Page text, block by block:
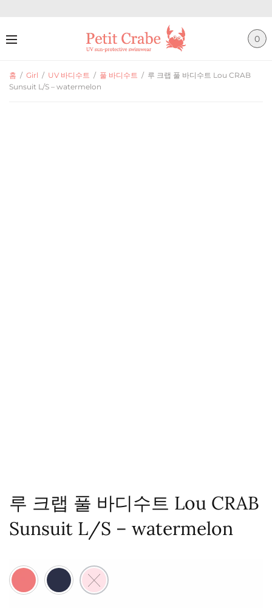
0
홈 / Girl / UV 바디수트 / 풀 바디수트 / 루 크랩 풀 바디수트 Lou CRAB
Sunsuit L/S – watermelon
루 크랩 풀 바디수트 Lou CRAB
Sunsuit L/S – watermelon